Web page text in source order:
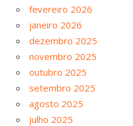
fevereiro 2026
janeiro 2026
dezembro 2025
novembro 2025
outubro 2025
setembro 2025
agosto 2025
julho 2025